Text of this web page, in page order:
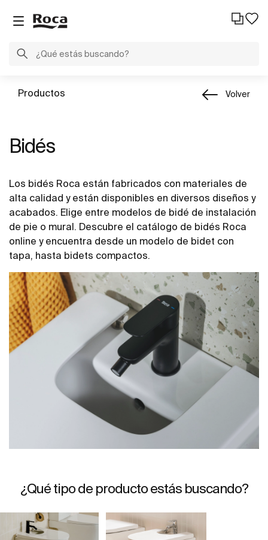
Productos Volver
Bidés
Los bidés Roca están fabricados con materiales de
alta calidad y están disponibles en diversos diseños y
acabados. Elige entre modelos de bidé de instalación
de pie o mural. Descubre el catálogo de bidés Roca
online y encuentra desde un modelo de bidet con
tapa, hasta bidets compactos.
¿Qué tipo de producto estás buscando?